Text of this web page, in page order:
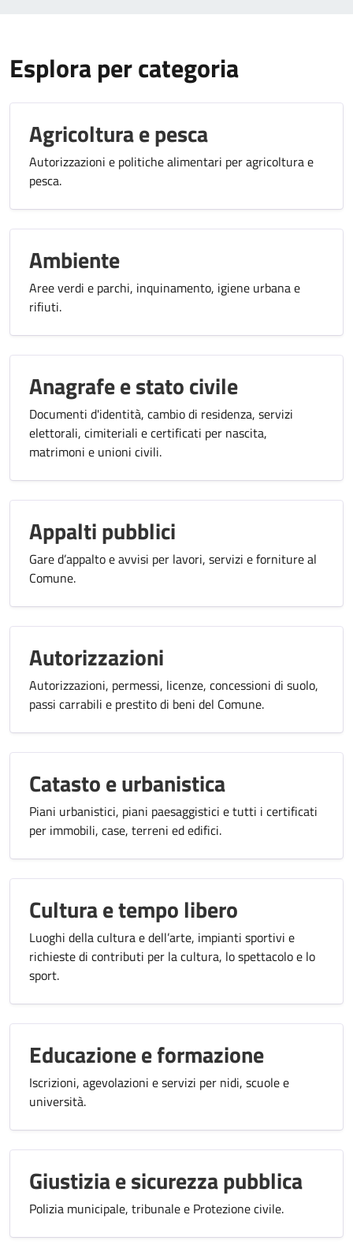
Esplora per categoria
Agricoltura e pesca
Autorizzazioni e politiche alimentari per agricoltura e
pesca.
Ambiente
Aree verdi e parchi, inquinamento, igiene urbana e
rifiuti.
Anagrafe e stato civile
Documenti d'identità, cambio di residenza, servizi
elettorali, cimiteriali e certificati per nascita,
matrimoni e unioni civili.
Appalti pubblici
Gare d’appalto e avvisi per lavori, servizi e forniture al
Comune.
Autorizzazioni
Autorizzazioni, permessi, licenze, concessioni di suolo,
passi carrabili e prestito di beni del Comune.
Catasto e urbanistica
Piani urbanistici, piani paesaggistici e tutti i certificati
per immobili, case, terreni ed edifici.
Cultura e tempo libero
Luoghi della cultura e dell’arte, impianti sportivi e
richieste di contributi per la cultura, lo spettacolo e lo
sport.
Educazione e formazione
Iscrizioni, agevolazioni e servizi per nidi, scuole e
università.
Giustizia e sicurezza pubblica
Polizia municipale, tribunale e Protezione civile.